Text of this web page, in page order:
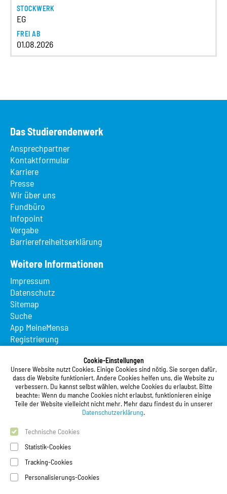
Cookie-Einstellungen
Unsere Website nutzt Cookies. Einige Cookies sind nötig. Sie sorgen dafür,
dass die Website funktioniert. Andere Cookies helfen uns, die Website zu
verbessern. Du kannst selbst wählen, welche Cookies du erlaubst. Bitte
beachte: Wenn du manche Cookies nicht erlaubst, funktionieren einige
Teile der Website vielleicht nicht mehr. Mehr dazu findest du in unserer
Datenschutzerklärung.
Technische Cookies
Statistik-Cookies
Tracking-Cookies
Personalisierungs-Cookies
STOCKWERK
EG
FREI AB
01.08.2026
Das Studierendenwerk
Ansprechpartner
Kontaktformular
Karriere
Presse
Wir über uns
Fundbüro
Infopoint
Vergabe
Barrierefreiheitserklärung
Weitere Informationen
Impressum
Datenschutz
Sitemap
Suche
App MeineMensa
Registrierung
Studierendenwerk Vorderpfalz
Studierendenwerk Vorderpfalz
Anstalt des öffentlichen Rechts
Xylanderstraße 17
76829 Landau in der Pfalz
Telefon:+49 6341 9179 0
Telefax: +49 6341 9179 16
E-Mail:
info@stw-vp.de
Folgt uns auf